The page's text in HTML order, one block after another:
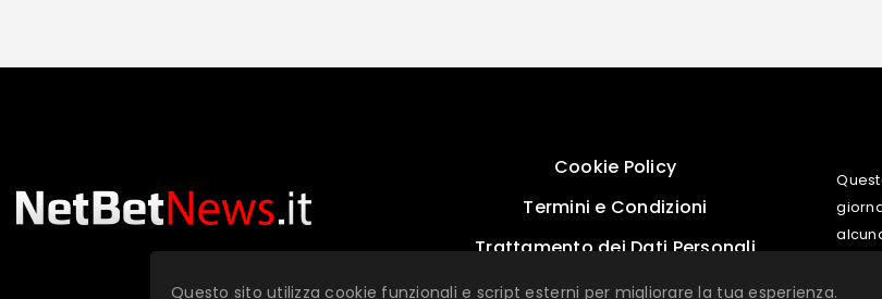
Questo sito utilizza cookie funzionali e script esterni per migliorare la tua esperienza.
Cookie Policy
Termini e Condizioni
Trattamento dei Dati Personali